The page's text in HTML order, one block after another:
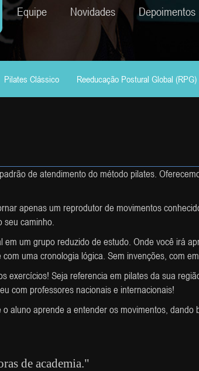
Equipe Novidades Depoimentos
Pilates Clássico Reeducação Postural Global (RPG)
de atendimento do método pilates.
apenas um reprodutor de movimentos
caminho.
um grupo reduzido de estudo. Onde você irá
uma cronologia lógica. Sem invenções, com
exercícios! Seja referencia em pilates da sua
com professores nacionais e internacionais!
aluno aprende a entender os movimentos,
de academia."